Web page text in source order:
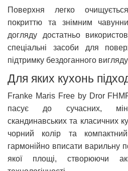
Поверхня легко
покриттю та знімним
догляду достатньо
спеціальні засоби для
підтримку бездоганного
Для яких кухонь
Franke Maris Free by Dror
пасує до сучасних,
скандинавських та класичних
чорний колір та
гармонійно вписати варильну
якої площі, створюючи